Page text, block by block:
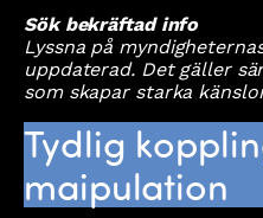
Sök bekräftad info
Lyssna på
uppdaterad. Det gäller
som skapar starka
Tydlig
maipulation